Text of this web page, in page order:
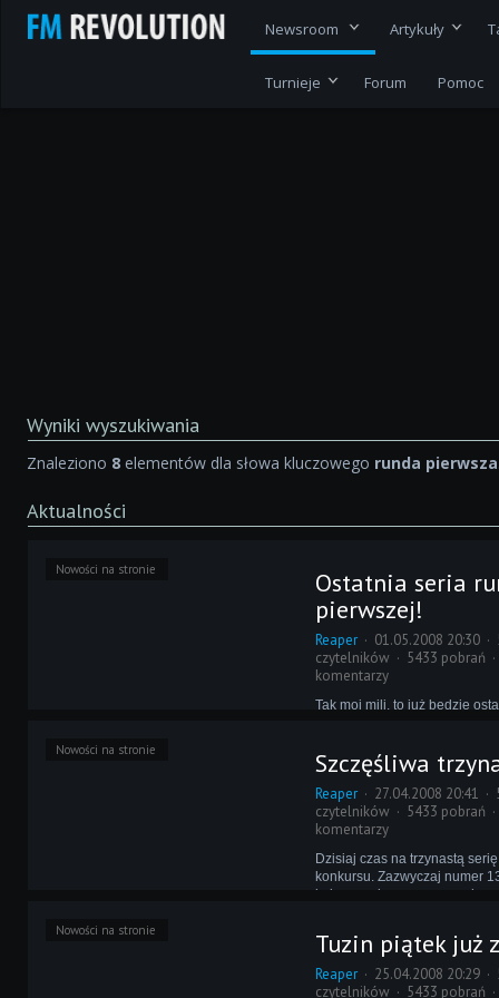
Newsroom Artykuły
Turnieje Forum Pomoc
Wyniki wyszukiwania
Znaleziono 8 elementów dla słowa kluczowego runda pierwsza
Aktualności
Nowości na stronie
Ostatnia seria
pierwszej!
Reaper 01.05.2008 20:30
czytelników
5433 pobrań
komentarzy
Tak moi mili, to już będzie
o wejście do samego finału
będzie ostatnim półfinalistą?
Nowości na stronie Szczęśliwa
Reaper 27.04.2008 20:41
czytelników
5433 pobrań
komentarzy
Dzisiaj czas na trzynastą
konkursu. Zazwyczaj numer
kojarzony i nazywany
bramki będą w tej serii.
szczęśliwy.
Nowości na stronie Tuzin piątek już
Reaper 25.04.2008 20:29
czytelników
5433 pobrań